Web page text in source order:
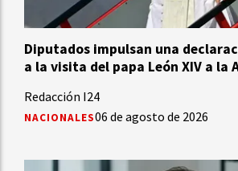
Diputados impulsan una
a la visita del papa León XIV a la
Redacción I24
NACIONALES06 de agosto de 2026